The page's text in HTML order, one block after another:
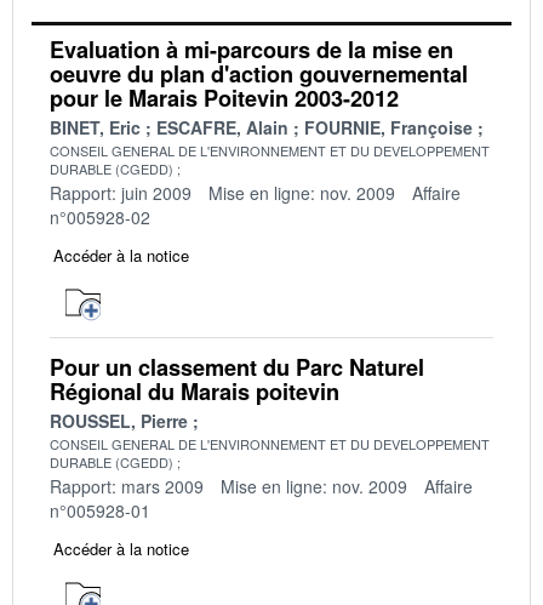
Evaluation à mi-parcours de la mise en
oeuvre du plan d'action gouvernemental
pour le Marais Poitevin 2003-2012
BINET, Eric ESCAFRE, Alain FOURNIE, Françoise
CONSEIL GENERAL DE L'ENVIRONNEMENT ET DU DEVELOPPEMENT
DURABLE (CGEDD)
Rapport: juin 2009 Mise en ligne: nov. 2009
Affaire
n°005928-02
Accéder à la notice
Pour un classement du Parc Naturel
Régional du Marais poitevin
ROUSSEL, Pierre
CONSEIL GENERAL DE L'ENVIRONNEMENT ET DU DEVELOPPEMENT
DURABLE (CGEDD)
Rapport: mars 2009 Mise en ligne: nov. 2009
Affaire
n°005928-01
Accéder à la notice